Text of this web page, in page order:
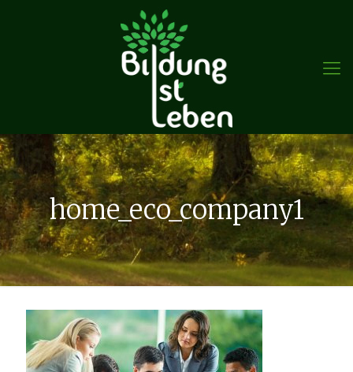
home_eco_company1